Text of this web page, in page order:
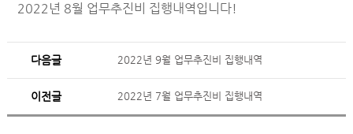
2022년 8월 업무추진비 집행내역입니다!
다음글 2022년 9월 업무추진비 집행내역
이전글 2022년 7월 업무추진비 집행내역